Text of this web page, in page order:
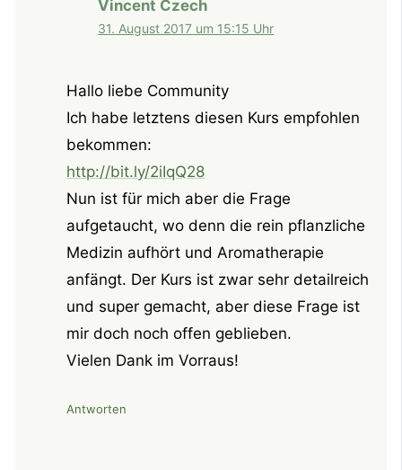
Vincent Czech
31. August 2017 um 15:15 Uhr
Hallo liebe Community
Ich habe letztens diesen Kurs empfohlen
bekommen:
http://bit.ly/2iIqQ28
Nun ist für mich aber die Frage
aufgetaucht, wo denn die rein pflanzliche
Medizin aufhört und Aromatherapie
anfängt. Der Kurs ist zwar sehr detailreich
und super gemacht, aber diese Frage ist
mir doch noch offen geblieben.
Vielen Dank im Vorraus!
Antworten